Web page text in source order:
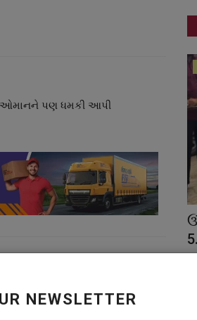
NEWSLETTER
ઓમાનને પણ ધમકી આપી
ખાતરની કાળાબજારી અને
અભિયાન : દરેક...